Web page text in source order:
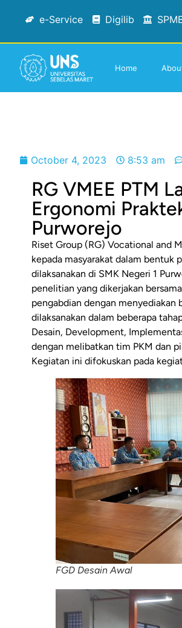
e-Service Digilib
Home
October 4, 2023 8:53 am
RG VMEE PTM
Ergonomi
Purworejo
Riset Group (RG) Vocational and
kepada masyarakat dalam bentuk
dilaksanakan di SMK Negeri 1
penelitian yang dikerjakan
pengabdian dengan menyediakan
dilaksanakan dalam beberapa
Desain, Development,
dengan melibatkan tim PKM dan
Kegiatan ini difokuskan pada
FGD Desain Awal